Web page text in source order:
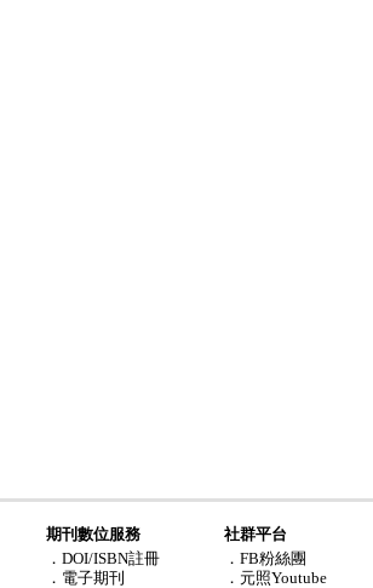
期刊數位服務
．DOI/ISBN註冊
．電子期刊
社群平台
．FB粉絲團
．元照Youtube